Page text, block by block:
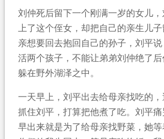
刘仲死后留下一个刚满一岁的女儿
上了这个侄女，却把自己的亲生儿
亲想要回去抱回自己的孙子，刘平
活两个孩子，不能让弟弟刘仲绝了
躲在野外湖泽之中。
一天早上，刘平出去给母亲找吃的
抓住刘平，打算把他煮了吃。刘平
早出来就是为了给母亲找野菜，她